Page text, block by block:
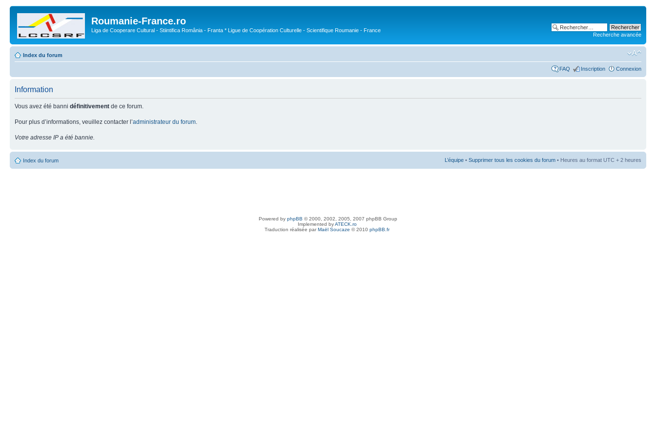
Roumanie-France.ro
Liga de Cooperare Cultural - Stiintifica România - Franta * Ligue de Coopération Culturelle - Scientifique Roumanie - France
Recherche avancée
Index du forum
FAQ Inscription Connexion
Information
Vous avez été banni définitivement de ce forum.
Pour plus d’informations, veuillez contacter l’administrateur du forum
Votre adresse IP a été bannie.
Index du forum L’équipe • Supprimer tous les cookies du forum • Heures au format UTC + 2 heures
Powered by phpBB © 2000, 2002, 2005, 2007 phpBB Group
Implemented byATECK.ro
Traduction réalisée parMaël Soucaze © 2010 phpBB.fr